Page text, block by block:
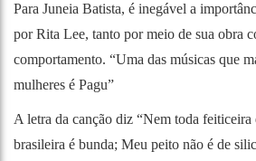
Para Juneia Batista, é inegável a
por Rita Lee, tanto por meio de sua obra
comportamento. “Uma das músicas que
mulheres é Pagu”
A letra da canção diz “Nem toda
brasileira é bunda; Meu peito não é de